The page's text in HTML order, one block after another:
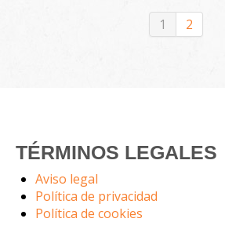
1 2
TÉRMINOS LEGALES
Aviso legal
Política de privacidad
Política de cookies